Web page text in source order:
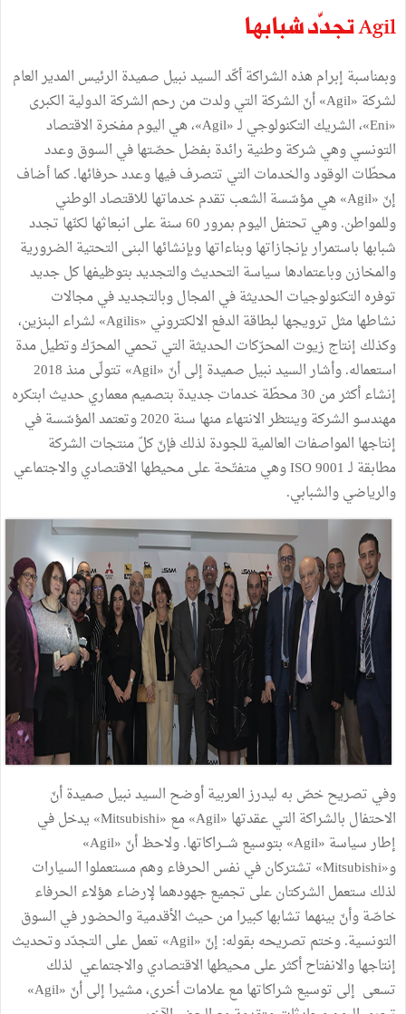
Agil تجدّد شبابها
وبمناسبة إبرام هذه الشراكة أكّد السيد نبيل صميدة الرئيس المدير العام
لشركة «Agil» أنّ الشركة التي ولدت من رحم الشركة الدولية الكبرى
«Eni»، الشريك التكنولوجي لـ «Agil»، هي اليوم مفخرة الاقتصاد
التونسي وهي شركة وطنية رائدة بفضل حصّتها في السوق وعدد
محطّات الوقود والخدمات التي تتصرف فيها وعدد حرفائها. كما أضاف
إنّ «Agil» هي مؤسّسة الشعب تقدم خدماتها للاقتصاد الوطني
وللمواطن. وهي تحتفل اليوم بمرور 60 سنة على انبعاثها لكنّها تجدد
شبابها باستمرار بإنجازاتها وبناءاتها وبإنشائها البنى التحتية الضرورية
والمخازن وباعتمادها سياسة التحديث والتجديد بتوظيفها كل جديد
توفره التكنولوجيات الحديثة في المجال وبالتجديد في مجالات
نشاطها مثل ترويجها لبطاقة الدفع الالكتروني «Agilis» لشراء البنزين،
وكذلك إنتاج زيوت المحرّكات الحديثة التي تحمي المحرّك وتطيل مدة
استعماله. وأشار السيد نبيل صميدة إلى أنّ «Agil» تتولّى منذ 2018
إنشاء أكثر من 30 محطّة خدمات جديدة بتصميم معماري حديث ابتكره
مهندسو الشركة وينتظر الانتهاء منها سنة 2020 وتعتمد المؤسّسة في
إنتاجها المواصفات العالمية للجودة لذلك فإنّ كلّ منتجات الشركة
مطابقة لـ ISO 9001 وهي متفتّحة على محيطها الاقتصادي والاجتماعي
والرياضي والشبابي.
وفي تصريح خصّ به ليدرز العربية أوضح السيد نبيل صميدة أنّ
الاحتفال بالشراكة التي عقدتها «Agil» مع «Mitsubishi» يدخل في
إطار سياسة «Agil» بتوسيع شـــراكاتها. ولاحظ أنّ «Agil»
و«Mitsubishi» تشتركان في نفس الحرفاء وهم مستعملوا السيارات
لذلك ستعمل الشركتان على تجميع جهودهما لإرضاء هؤلاء الحرفاء
خاصّة وأنّ بينهما تشابها كبيرا من حيث الأقدمية والحضور في السوق
التونسية. وختم تصريحه بقوله: إنّ «Agil» تعمل على التجدّد وتحديث
إنتاجها والانفتاح أكثر على محيطها الاقتصادي والاجتماعي لذلك
تسعى إلى توسيع شراكاتها مع علامات أخرى، مشيرا إلى أنّ «Agil»